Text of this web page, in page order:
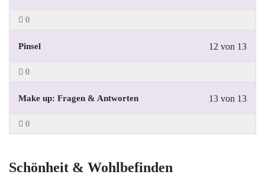
0
12 von 13
Pinsel
0
13 von 13
Make up: Fragen & Antworten
0
Schönheit & Wohlbefinden